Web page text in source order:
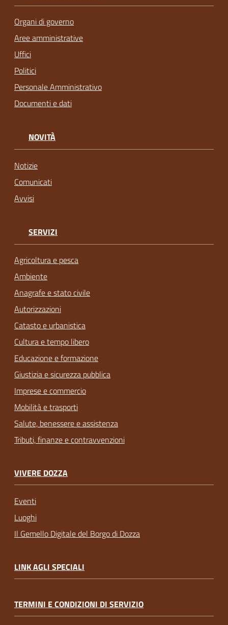
Organi di governo
Aree amministrative
Uffici
Politici
Personale Amministrativo
Documenti e dati
NOVITÀ
Notizie
Comunicati
Avvisi
SERVIZI
Agricoltura e pesca
Ambiente
Anagrafe e stato civile
Autorizzazioni
Catasto e urbanistica
Cultura e tempo libero
Educazione e formazione
Giustizia e sicurezza pubblica
Imprese e commercio
Mobilità e trasporti
Salute, benessere e assistenza
Tributi, finanze e contravvenzioni
VIVERE DOZZA
Eventi
Luoghi
Il Gemello Digitale del Borgo di Dozza
LINK AGLI SPECIALI
TERMINI E CONDIZIONI DI SERVIZIO